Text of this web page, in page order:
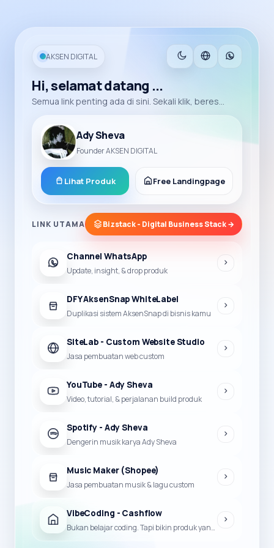
AKSEN DIGITAL
Hi, selamat datang ...
Semua link penting ada di sini. Sekali klik, beres...
Ady Sheva
Founder AKSEN DIGITAL
Lihat Produk Free Landingpage
LINK UTAMA Bizstack - Digital Business Stack →
Channel WhatsApp
Update, insight, & drop produk
DFY AksenSnap WhiteLabel
Duplikasi sistem AksenSnap di bisnis kamu
SiteLab - Custom Website Studio
Jasa pembuatan web custom
YouTube - Ady Sheva
Video, tutorial, & perjalanan build produk
Spotify - Ady Sheva
Dengerin musik karya Ady Sheva
Music Maker (Shopee)
Jasa pembuatan musik & lagu custom
VibeCoding - Cashflow
Bukan belajar coding. Tapi bikin produk yang bisa jadi duit